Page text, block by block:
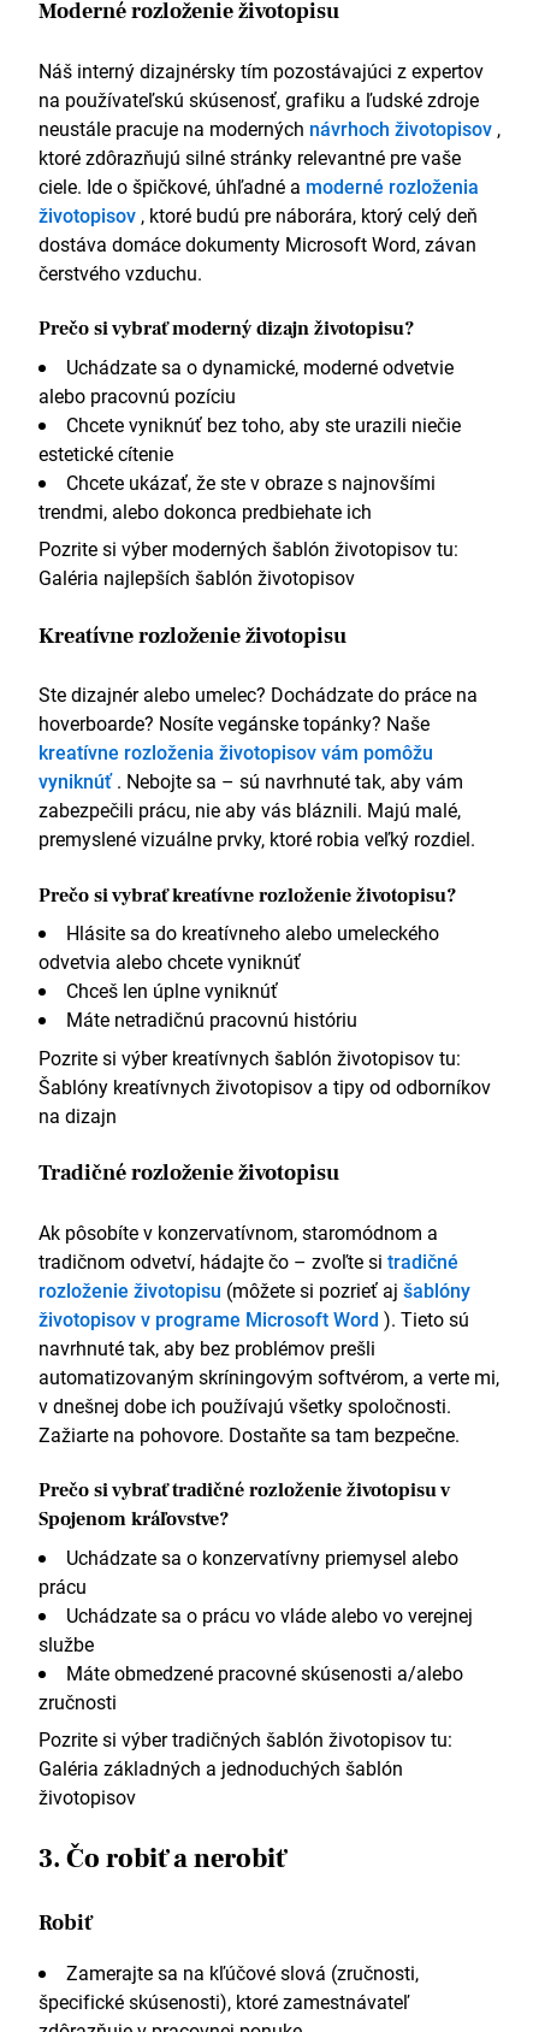
Moderné rozloženie životopisu
Náš interný dizajnérsky tím pozostávajúci z expertov
na používateľskú skúsenosť, grafiku a ľudské zdroje
neustále pracuje na moderných návrhoch životopisov ,
ktoré zdôrazňujú silné stránky relevantné pre vaše
ciele. Ide o špičkové, úhľadné a moderné rozloženia
životopisov , ktoré budú pre náborára, ktorý celý deň
dostáva domáce dokumenty Microsoft Word, závan
čerstvého vzduchu.
Prečo si vybrať moderný dizajn životopisu?
Uchádzate sa o dynamické, moderné odvetvie
alebo pracovnú pozíciu
Chcete vyniknúť bez toho, aby ste urazili niečie
estetické cítenie
Chcete ukázať, že ste v obraze s najnovšími
trendmi, alebo dokonca predbiehate ich
Pozrite si výber moderných šablón životopisov tu:
Galéria najlepších šablón životopisov
Kreatívne rozloženie životopisu
Ste dizajnér alebo umelec? Dochádzate do práce na
hoverboarde? Nosíte vegánske topánky? Naše
kreatívne rozloženia životopisovvám pomôžu
vyniknúť. Nebojte sa – sú navrhnuté tak, aby vám
zabezpečili prácu, nie aby vás bláznili. Majú malé,
premyslené vizuálne prvky, ktoré robia veľký rozdiel.
Prečo si vybrať kreatívne rozloženie životopisu?
Hlásite sa do kreatívneho alebo umeleckého
odvetvia alebo chcete vyniknúť
Chceš len úplne vyniknúť
Máte netradičnú pracovnú históriu
Pozrite si výber kreatívnych šablón životopisov tu:
Šablóny kreatívnych životopisov a tipy od odborníkov
na dizajn
Tradičné rozloženie životopisu
Ak pôsobíte v konzervatívnom, staromódnom a
tradičnom odvetví, hádajte čo – zvoľte si tradičné
rozloženie životopisu (môžete si pozrieť aj šablóny
životopisov v programe Microsoft Word ). Tieto sú
navrhnuté tak, aby bez problémov prešli
automatizovaným skríningovým softvérom, a verte mi,
v dnešnej dobe ich používajú všetky spoločnosti.
Zažiarte na pohovore. Dostaňte sa tam bezpečne.
Prečo si vybrať tradičné rozloženie životopisu v
Spojenom kráľovstve?
Uchádzate sa o konzervatívny priemysel alebo
prácu
Uchádzate sa o prácu vo vláde alebo vo verejnej
službe
Máte obmedzené pracovné skúsenosti a/alebo
zručnosti
Pozrite si výber tradičných šablón životopisov tu:
Galéria základných a jednoduchých šablón
životopisov
3. Čo robiť a nerobiť
Robiť
Zamerajte sa na kľúčové slová (zručnosti,
špecifické skúsenosti), ktoré zamestnávateľ